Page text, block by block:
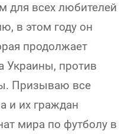
для всех любителей
в этом году он
продолжает
Украины, против
Призываю все
и их граждан
мира по футболу в